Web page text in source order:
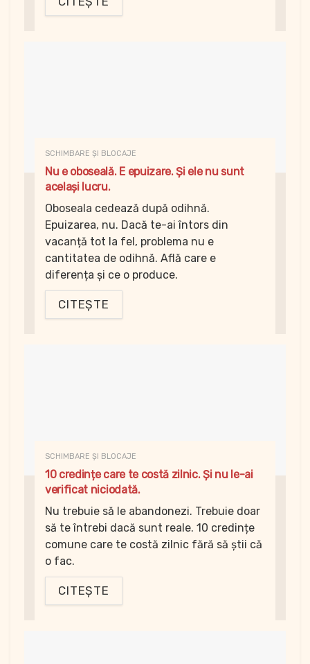
SCHIMBARE ȘI BLOCAJE
Nu e oboseală. E epuizare. Și ele nu sunt
același lucru.
Oboseala cedează după odihnă.
Epuizarea, nu. Dacă te-ai întors din
vacanță tot la fel, problema nu e
cantitatea de odihnă. Află care e
diferența și ce o produce.
CITEȘTE
SCHIMBARE ȘI BLOCAJE
10 credințe care te costă zilnic. Și nu le-ai
verificat niciodată.
Nu trebuie să le abandonezi. Trebuie doar
să te întrebi dacă sunt reale. 10 credințe
comune care te costă zilnic fără să știi că
o fac.
CITEȘTE